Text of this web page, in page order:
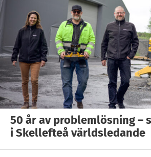
50 år av problemlösning –
i Skellefteå världsledande